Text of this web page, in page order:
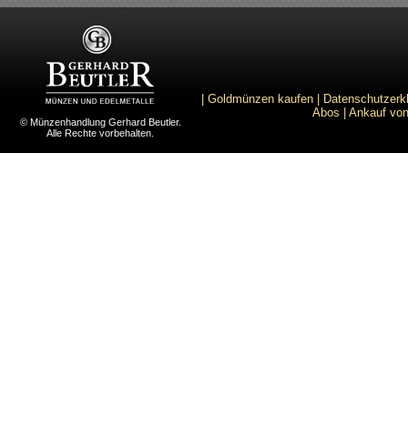
© Münzenhandlung Gerhard Beutler.
Alle Rechte vorbehalten.
Goldmünzen kaufen
Abos
Ankauf